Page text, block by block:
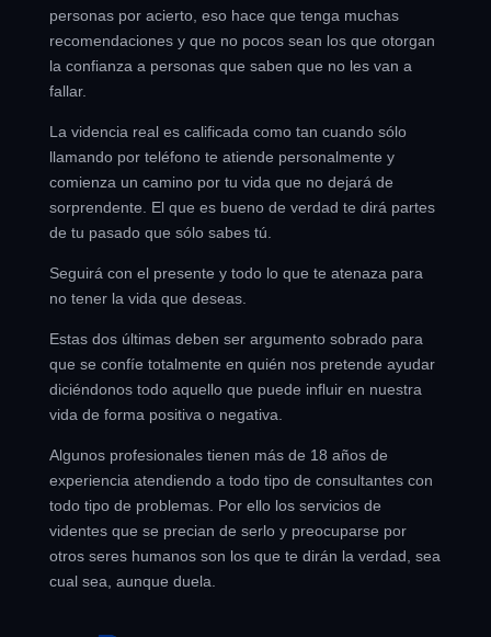
personas por acierto, eso hace que tenga muchas
recomendaciones y que no pocos sean los que otorgan
la confianza a personas que saben que no les van a
fallar.
La videncia real es calificada como tan cuando sólo
llamando por teléfono te atiende personalmente y
comienza un camino por tu vida que no dejará de
sorprendente. El que es bueno de verdad te dirá partes
de tu pasado que sólo sabes tú.
Seguirá con el presente y todo lo que te atenaza para
no tener la vida que deseas.
Estas dos últimas deben ser argumento sobrado para
que se confíe totalmente en quién nos pretende ayudar
diciéndonos todo aquello que puede influir en nuestra
vida de forma positiva o negativa.
Algunos profesionales tienen más de 18 años de
experiencia atendiendo a todo tipo de consultantes con
todo tipo de problemas. Por ello los servicios de
videntes que se precian de serlo y preocuparse por
otros seres humanos son los que te dirán la verdad, sea
cual sea, aunque duela.